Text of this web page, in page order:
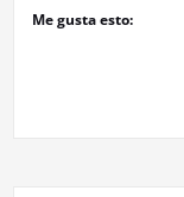
Me gusta esto: